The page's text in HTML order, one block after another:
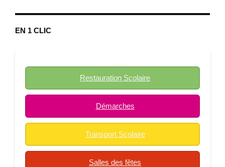
EN 1 CLIC
Restauration Scolaire
Démarches
Transport Scolaire
Salles des fêtes